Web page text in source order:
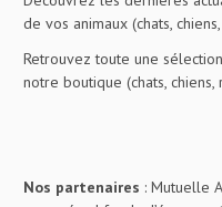
de vos animaux (chats,
Retrouvez toute une
notre boutique (chats,
Nos partenaires : Mutuelle